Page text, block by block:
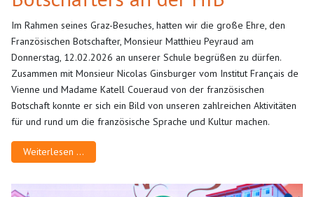
Im Rahmen seines Graz-Besuches, hatten wir die große Ehre, den
Französischen Botschafter, Monsieur Matthieu Peyraud am
Donnerstag, 12.02.2026 an unserer Schule begrüßen zu dürfen.
Zusammen mit Monsieur Nicolas Ginsburger vom Institut Français de
Vienne und Madame Katell Coueraud von der französischen
Botschaft konnte er sich ein Bild von unseren zahlreichen Aktivitäten
für und rund um die französische Sprache und Kultur machen.
Weiterlesen …